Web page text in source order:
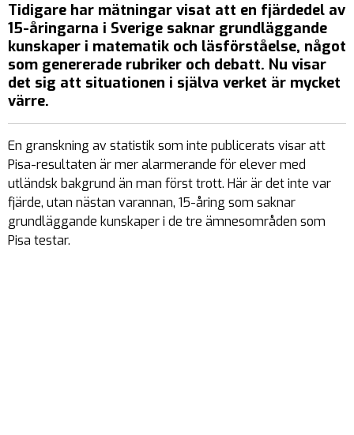
Tidigare har mätningar visat att en fjärdedel av
15-åringarna i Sverige saknar grundläggande
kunskaper i matematik och läsförståelse, något
som genererade rubriker och debatt. Nu visar
det sig att situationen i själva verket är mycket
värre.
En granskning av statistik som inte publicerats visar att
Pisa-resultaten är mer alarmerande för elever med
utländsk bakgrund än man först trott. Här är det inte var
fjärde, utan nästan varannan, 15-åring som saknar
grundläggande kunskaper i de tre ämnesområden som
Pisa testar.